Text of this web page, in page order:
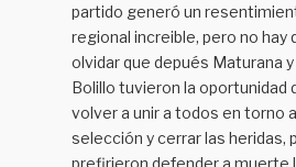
partido generó un
regional increible, pero no hay
olvidar que depués Maturana y
Bolillo tuvieron la oportunidad
volver a unir a todos en torno
selección y cerrar las heridas,
prefirieron defender a muerte